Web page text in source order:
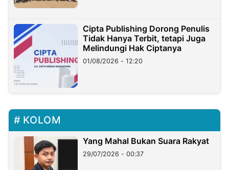
Cipta Publishing Dorong Penulis
Tidak Hanya Terbit, tetapi Juga
Melindungi Hak Ciptanya
01/08/2026 - 12:20
KOLOM
Yang Mahal Bukan Suara Rakyat
29/07/2026 - 00:37